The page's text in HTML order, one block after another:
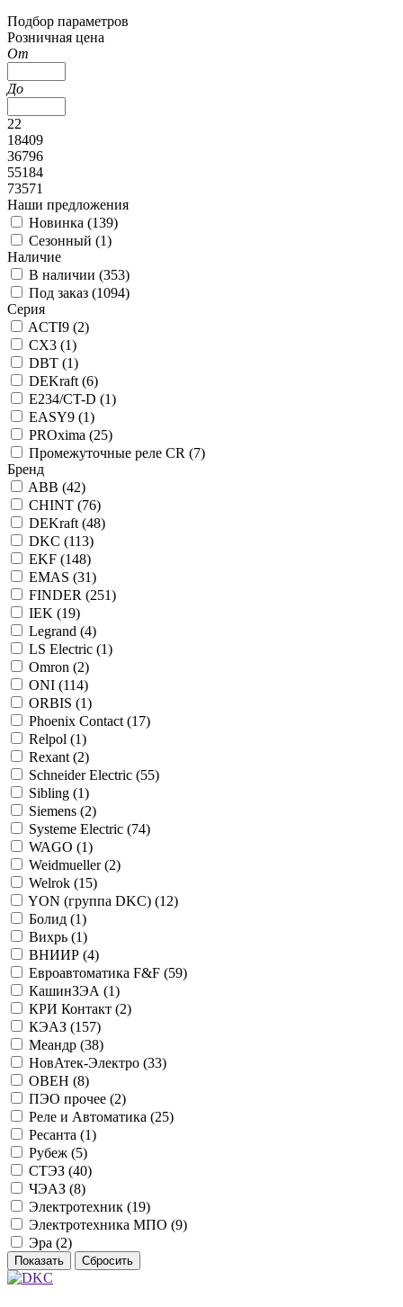
Подбор параметров
Розничная цена
От
До
22
18409
36796
55184
73571
Наши предложения
Новинка (139)
Сезонный (1)
Наличие
В наличии (353)
Под заказ (1094)
Серия
ACTI9 (2)
CX3 (1)
DBT (1)
DEKraft (6)
E234/CT-D (1)
EASY9 (1)
PROxima (25)
Промежуточные реле CR (7)
Бренд
ABB (42)
CHINT (76)
DEKraft (48)
DKC (113)
EKF (148)
EMAS (31)
FINDER (251)
IEK (19)
Legrand (4)
LS Electric (1)
Omron (2)
ONI (114)
ORBIS (1)
Phoenix Contact (17)
Relpol (1)
Rexant (2)
Schneider Electric (55)
Sibling (1)
Siemens (2)
Systeme Electric (74)
WAGO (1)
Weidmueller (2)
Welrok (15)
YON (группа DKC) (12)
Болид (1)
Вихрь (1)
ВНИИР (4)
Евроавтоматика F&F (59)
КашинЗЭА (1)
КРИ Контакт (2)
КЭАЗ (157)
Меандр (38)
НовАтек-Электро (33)
ОВЕН (8)
ПЭО прочее (2)
Реле и Автоматика (25)
Ресанта (1)
Рубеж (5)
СТЭЗ (40)
ЧЭАЗ (8)
Электротехник (19)
Электротехника МПО (9)
Эра (2)